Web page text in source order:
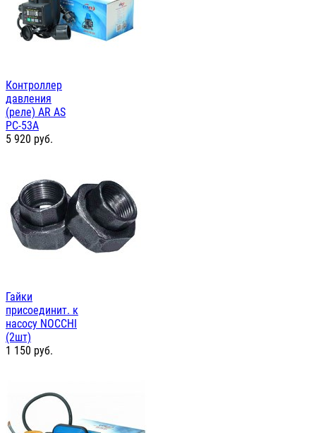
Контроллер
давления
(реле) AR AS
PC-53А
5 920 руб.
Гайки
присоединит. к
насосу NOCCHI
(2шт)
1 150 руб.